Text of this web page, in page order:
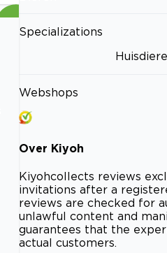
Specializations
Webshops
Over Kiyoh
Kiyohcollects reviews
invitations after a
reviews are checked for
unlawful content and
guarantees that the
actual customers.